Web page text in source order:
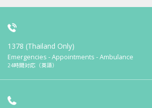
1378 (Thailand Only)
Emergencies - Appointments - Ambulance
24時間対応（英語）